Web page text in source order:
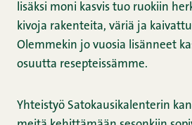
lisäksi moni kasvis tuo ruokiin
kivoja rakenteita, väriä ja
Olemmekin jo vuosia lisänneet
osuutta resepteissämme.
Yhteistyö Satokausikalenterin